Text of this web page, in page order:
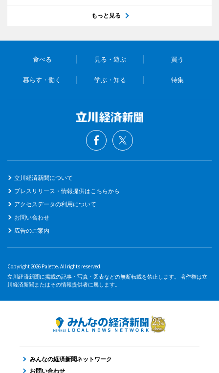
もっと見る
食べる 見る・遊ぶ 買う
暮らす・働く 学ぶ・知る 特集
立川経済新聞について
プレスリリース・情報提供はこちらから
アクセスデータの利用について
お問い合わせ
広告のご案内
Copyright 2026 Palette. All rights reserved.
立川経済新聞に掲載の記事・写真・図表などの無断転載を禁止します。 著作権は立
川経済新聞またはその情報提供者に属します。
みんなの経済新聞ネットワーク
お問い合わせ